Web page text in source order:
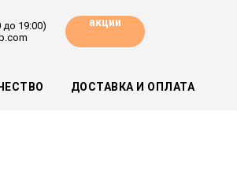
до 19:00)
акции
ДОСТАВКА И ОПЛАТА